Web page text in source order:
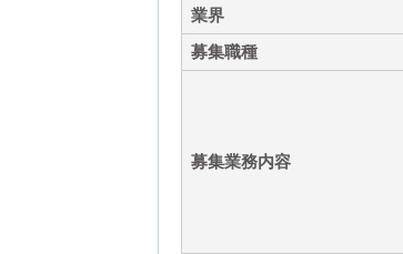
業界
募集職種
募集業務内容